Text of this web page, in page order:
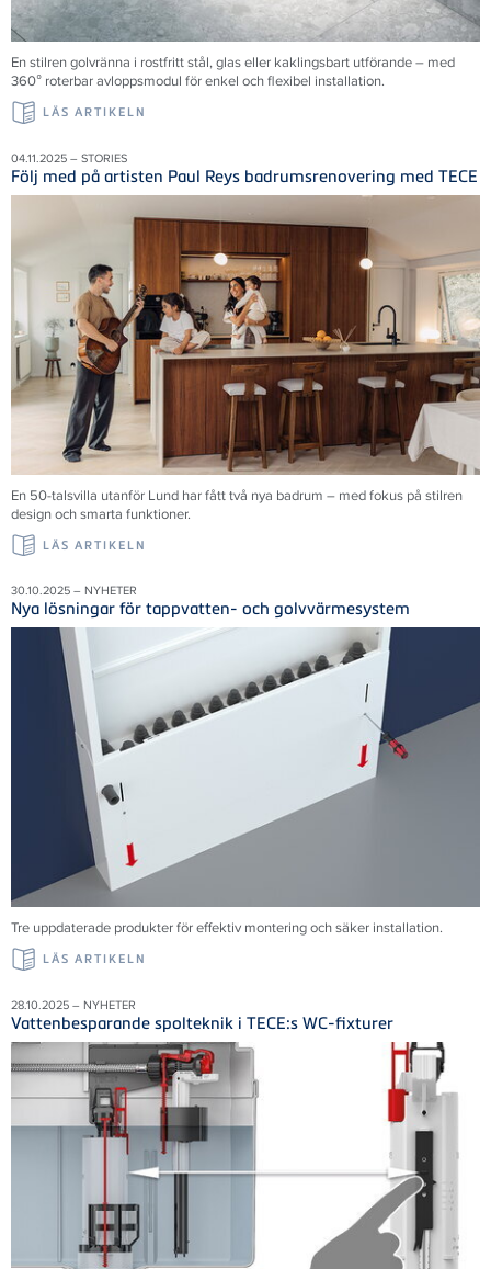
En stilren golvränna i rostfritt stål, glas eller kaklingsbart utförande – med
360° roterbar avloppsmodul för enkel och flexibel installation.
LÄS ARTIKELN
04.11.2025 – STORIES
Följ med på artisten Paul Reys badrumsrenovering med TECE
En 50-talsvilla utanför Lund har fått två nya badrum – med fokus på stilren
design och smarta funktioner.
LÄS ARTIKELN
30.10.2025 – NYHETER
Nya lösningar för tappvatten- och golvvärmesystem
Tre uppdaterade produkter för effektiv montering och säker installation.
LÄS ARTIKELN
28.10.2025 – NYHETER
Vattenbesparande spolteknik i TECE:s WC-fixturer